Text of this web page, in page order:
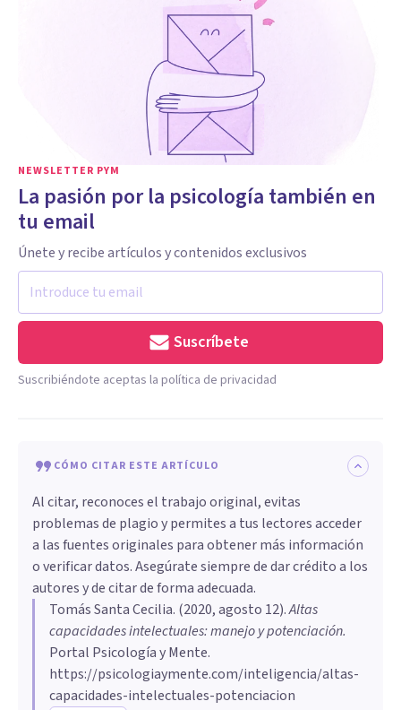
NEWSLETTER PYM
La pasión por la psicología también en
tu email
Únete y recibe artículos y contenidos exclusivos
Suscríbete
Suscribiéndote aceptas la política de privacidad
CÓMO CITAR ESTE ARTÍCULO
Al citar, reconoces el trabajo original, evitas
problemas de plagio y permites a tus lectores acceder
a las fuentes originales para obtener más información
o verificar datos. Asegúrate siempre de dar crédito a los
autores y de citar de forma adecuada.
Tomás Santa Cecilia. (2020, agosto 12).Altas
capacidades intelectuales: manejo y potenciación.
Portal Psicología y Mente.
https://psicologiaymente.com/inteligencia/altas-
capacidades-intelectuales-potenciacion